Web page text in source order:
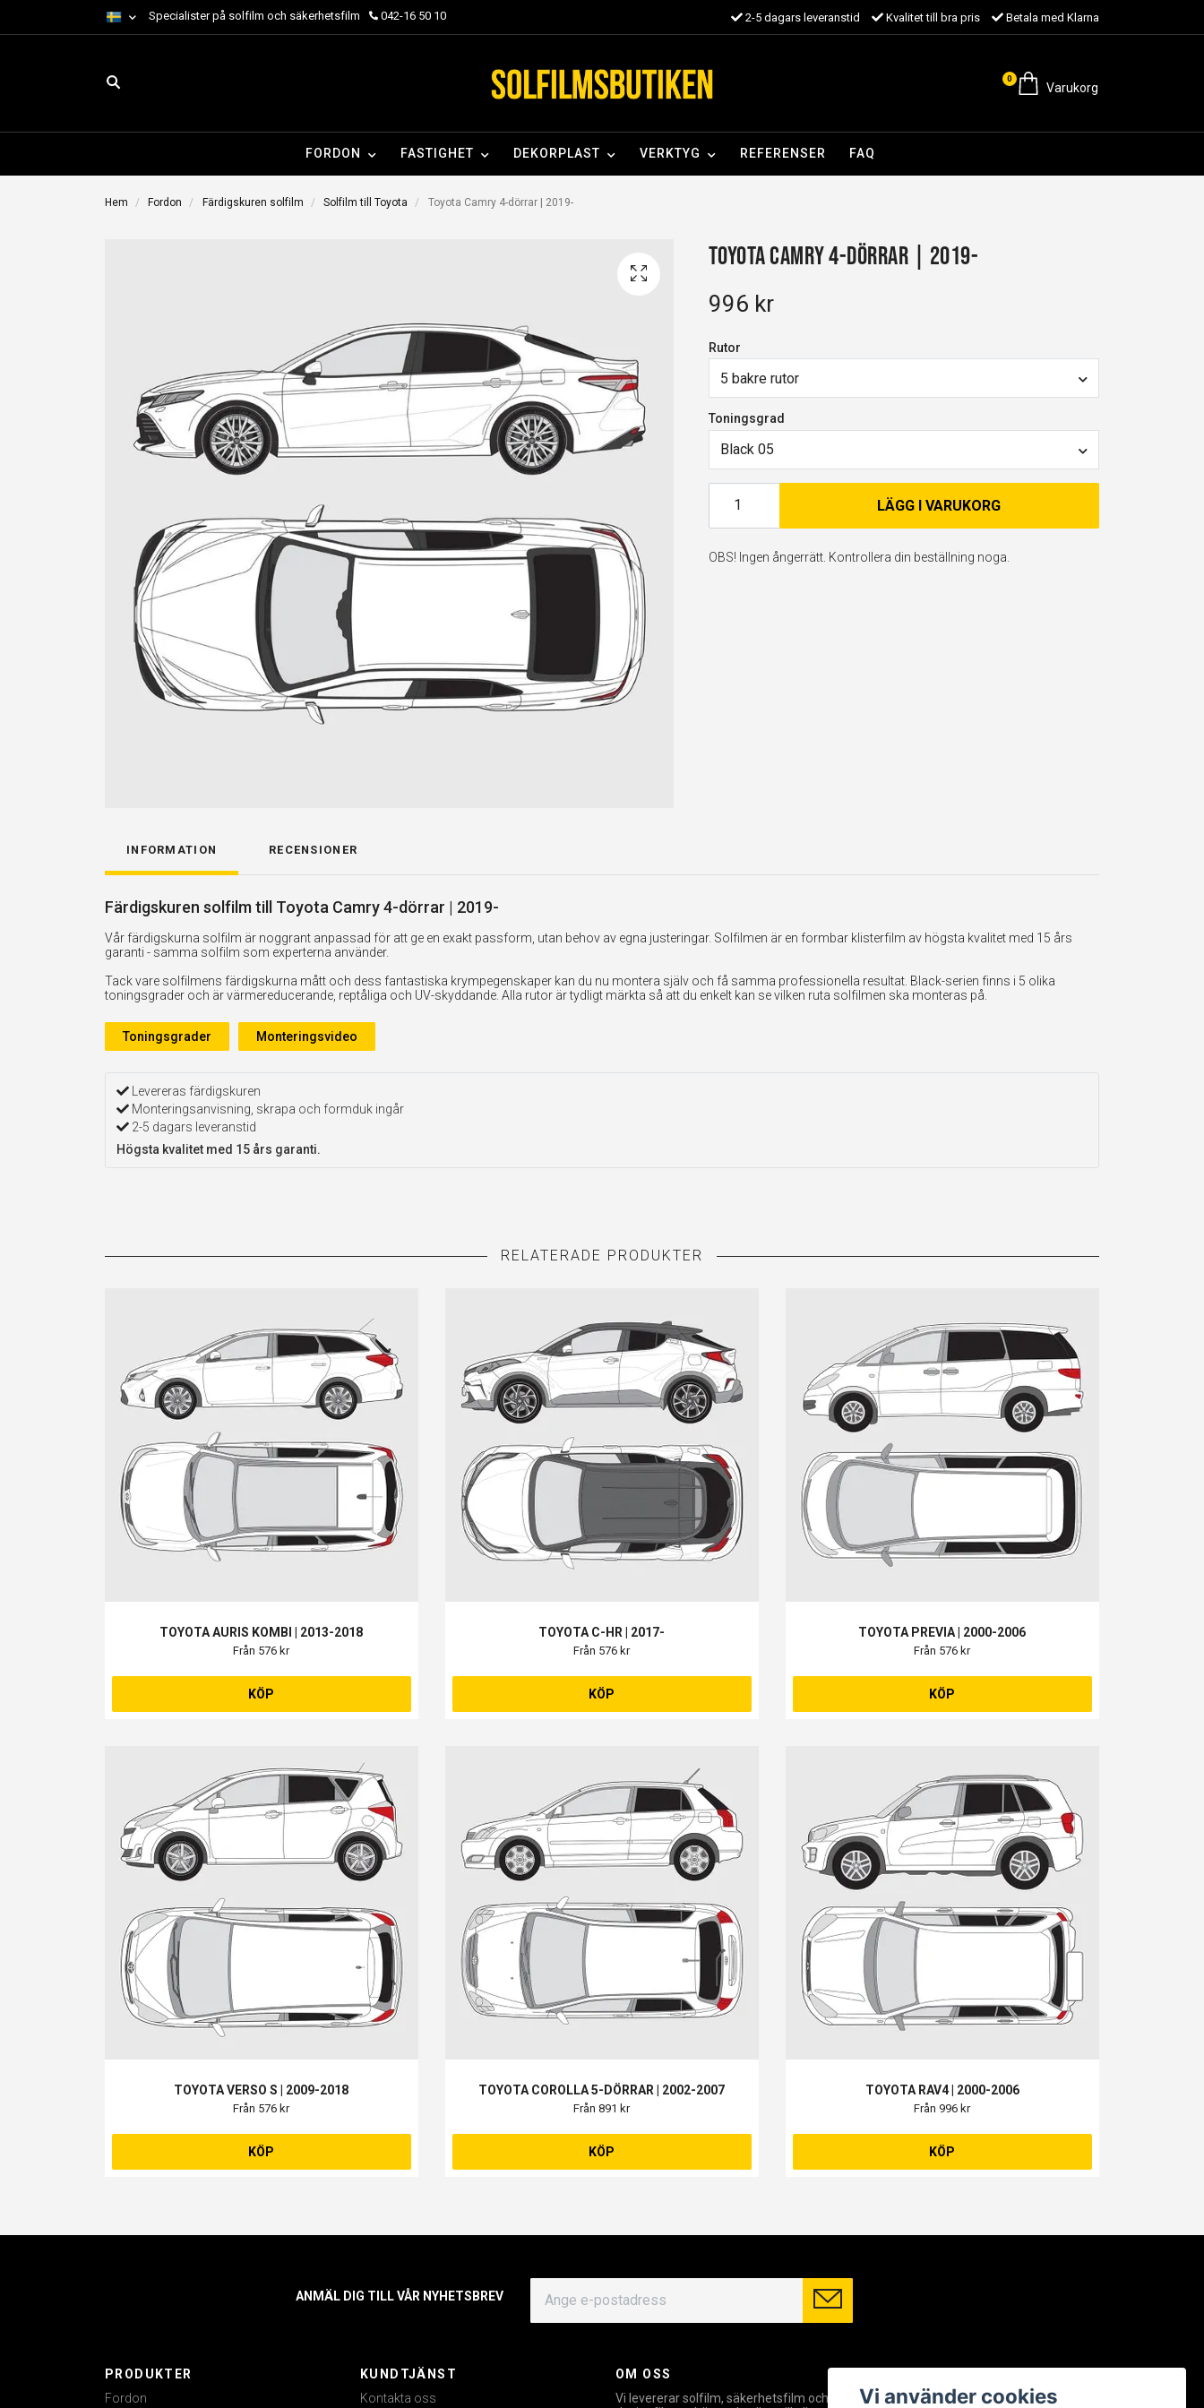
Specialister på solfilm och säkerhetsfilm 042-16 50 10 2-5 dagars leveranstid Kvalitet till bra pris Betala med Klarna
0
Varukorg
FORDON FASTIGHET DEKORPLAST VERKTYG REFERENSER FAQ
Hem Fordon Färdigskuren solfilm Solfilm till Toyota Toyota Camry 4-dörrar | 2019-
Toyota Camry 4-dörrar | 2019-
996 kr
Rutor
5 bakre rutor
Toningsgrad
Black 05
LÄGG I VARUKORG
OBS! Ingen ångerrätt. Kontrollera din beställning noga.
INFORMATION RECENSIONER
Färdigskuren solfilm till Toyota Camry 4-dörrar | 2019-
Vår färdigskurna solfilm är noggrant anpassad för att ge en exakt passform, utan behov av egna justeringar. Solfilmen är en formbar klisterfilm av högsta kvalitet med 15 års
garanti - samma solfilm som experterna använder.
Tack vare solfilmens färdigskurna mått och dess fantastiska krympegenskaper kan du nu montera själv och få samma professionella resultat. Black-serien finns i 5 olika
toningsgrader och är värmereducerande, reptåliga och UV-skyddande. Alla rutor är tydligt märkta så att du enkelt kan se vilken ruta solfilmen ska monteras på.
Toningsgrader Monteringsvideo
Levereras färdigskuren
Monteringsanvisning, skrapa och formduk ingår
2-5 dagars leveranstid
Högsta kvalitet med 15 års garanti.
TOYOTA AURIS KOMBI | 2013-2018
Från 576 kr
KÖP
TOYOTA C-HR | 2017-
Från 576 kr
KÖP
TOYOTA PREVIA | 2000-2006
Från 576 kr
KÖP
TOYOTA VERSO S | 2009-2018
Från 576 kr
KÖP
TOYOTA COROLLA 5-DÖRRAR | 2002-2007
Från 891 kr
KÖP
TOYOTA RAV4 | 2000-2006
Från 996 kr
KÖP
ANMÄL DIG TILL VÅR NYHETSBREV
PRODUKTER
Fordon
KUNDTJÄNST
Kontakta oss
OM OSS
Vi levererar solfilm, säkerhetsfilm och
Facebook
Vi använder cookies